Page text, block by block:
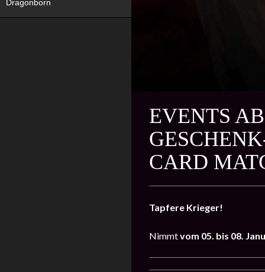
EVENTS
CARD
Tapfere Krieger!
Nimmtvom 05. bis 08.
Dragonborn